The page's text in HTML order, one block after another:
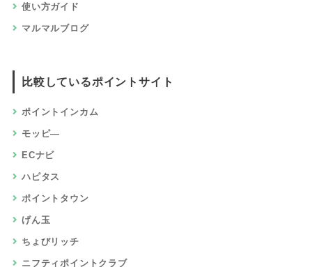
使い方ガイド
マルマルブログ
比較しているポイントサイト
ポイントインカム
モッピ―
ECナビ
ハピタス
ポイントタウン
げん玉
ちょびリッチ
ニフティポイントクラブ